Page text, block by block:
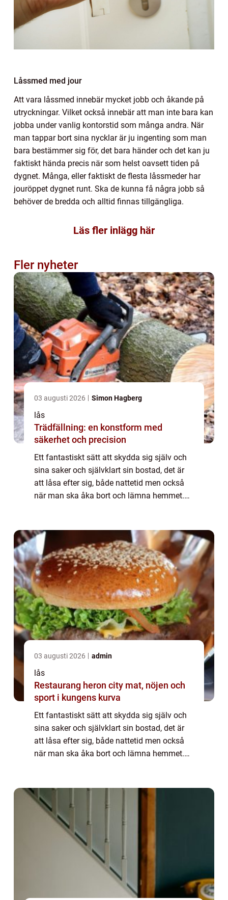
Låssmed med jour
Att vara låssmed innebär mycket jobb och åkande på
utryckningar. Vilket också innebär att man inte bara kan
jobba under vanlig kontorstid som många andra. När
man tappar bort sina nycklar är ju ingenting som man
bara bestämmer sig för, det bara händer och det kan ju
faktiskt hända precis när som helst oavsett tiden på
dygnet. Många, eller faktiskt de flesta låssmeder har
jouröppet dygnet runt. Ska de kunna få några jobb så
behöver de bredda och alltid finnas tillgängliga.
Läs fler inlägg här
Fler nyheter
03 augusti 2026 Simon Hagberg
lås
Trädfällning: en konstform med
säkerhet och precision
Ett fantastiskt sätt att skydda sig själv och
sina saker och självklart sin bostad, det är
att låsa efter sig, både nattetid men också
när man ska åka bort och lämna hemmet.
03 augusti 2026 admin
lås
Restaurang heron city mat, nöjen och
sport i kungens kurva
Ett fantastiskt sätt att skydda sig själv och
sina saker och självklart sin bostad, det är
att låsa efter sig, både nattetid men också
när man ska åka bort och lämna hemmet.